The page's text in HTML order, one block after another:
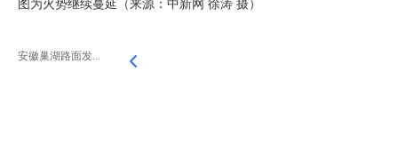
图为火势继续蔓延（来源：中新网 徐涛 摄）
安徽巢湖路面发...